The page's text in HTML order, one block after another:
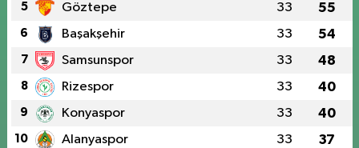
5 Göztepe 33 55
6 Başakşehir 33 54
7 Samsunspor 33 48
8 Rizespor 33 40
9 Konyaspor 33 40
10 Alanyaspor 33 37